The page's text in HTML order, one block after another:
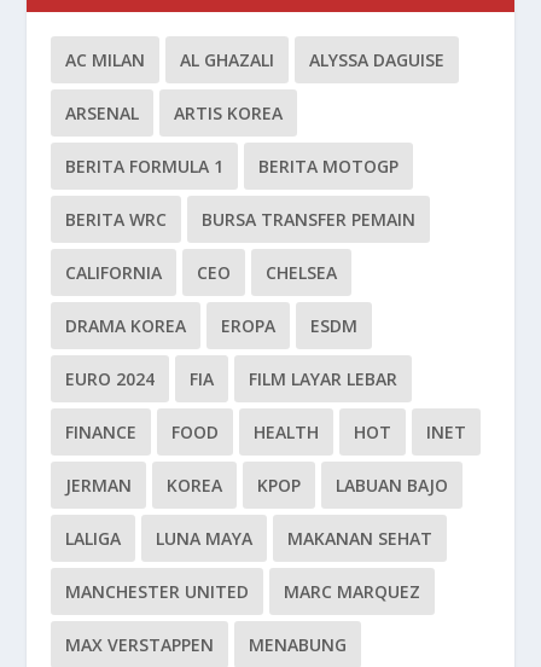
AC MILAN AL GHAZALI ALYSSA DAGUISE
ARSENAL ARTIS KOREA
BERITA FORMULA 1 BERITA MOTOGP
BERITA WRC BURSA TRANSFER PEMAIN
CALIFORNIA CEO CHELSEA
DRAMA KOREA EROPA ESDM
EURO 2024 FIA FILM LAYAR LEBAR
FINANCE FOOD HEALTH HOT INET
JERMAN KOREA KPOP LABUAN BAJO
LALIGA LUNA MAYA MAKANAN SEHAT
MANCHESTER UNITED MARC MARQUEZ
MAX VERSTAPPEN MENABUNG